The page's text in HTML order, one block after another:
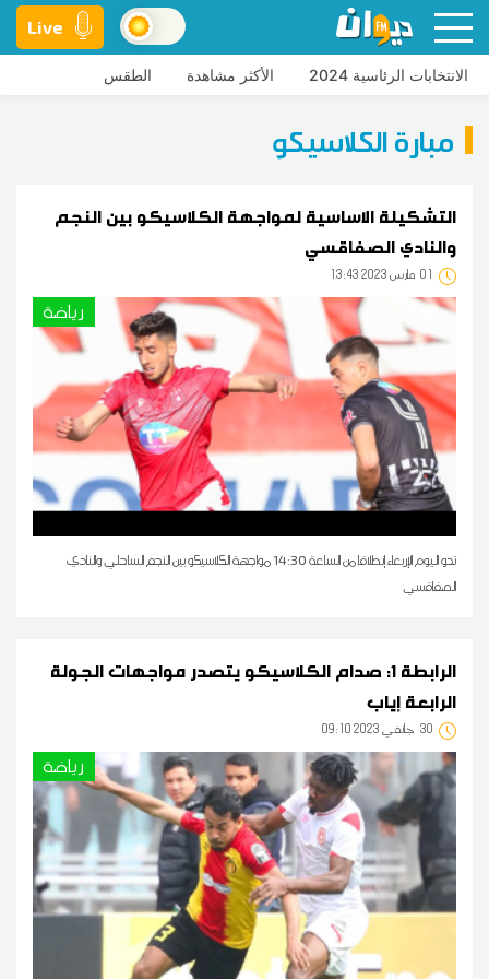
Live
الانتخابات الرئاسية 2024 الأكثر مشاهدة الطقس
مبارة الكلاسيكو
التشكيلة الاساسية لمواجهة الكلاسيكو بين النجم
والنادي الصفاقسي
01 13:43 2023 مارس
رياضة
تدو اليوم الإربعاء إنطلاقا من الساعة 14:30 مواجهة الكلاسيكو بين النجم الساحلي والنادي
الصفاقسي
الرابطة 1: صدام الكلاسيكو يتصدر مواجهات الجولة
الرابعة إياب
30 09:10 2023 جانفي
رياضة